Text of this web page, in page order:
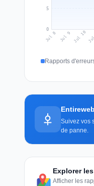
0
5
Jul 8 Jul 9 Jul 10
Rapports
Suivez vos
de panne.
Explorer
Afficher les